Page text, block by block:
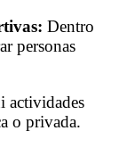
Dentro
personas
actividades
o privada.